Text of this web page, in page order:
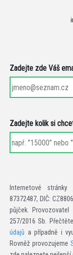
Zadejte zde Váš
Zadejte kolik si
Internetové
87372487, DIČ:
půjček.
257/2016 Sb.
údajů a případně i
Rovněž provozujeme